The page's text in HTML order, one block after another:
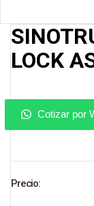
LOCK
Cotizar por
Precio: